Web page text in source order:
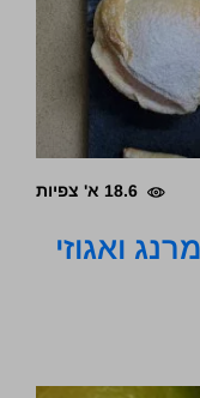
18.6 א' צפיות
ואגוזי